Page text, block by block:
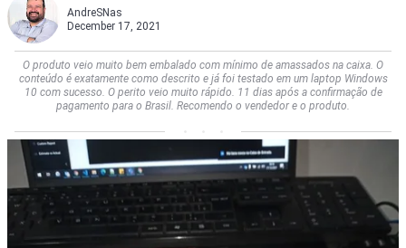
AndreSNas
December 17, 2021
O produto veio muito bem embalado com mínimo de amassados na caixa. O
conteúdo é exatamente como descrito e já foi testado em um laptop Windows
10 com sucesso. O perito veio muito rápido. 11 dias após a confirmação de
pagamento para o Brasil. Recomendo o vendedor e o produto.